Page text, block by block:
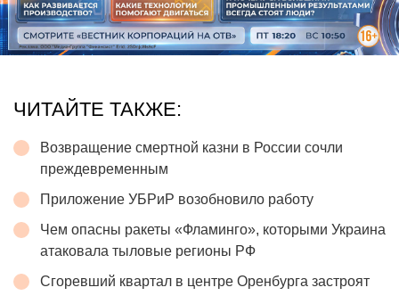
ЧИТАЙТЕ ТАКЖЕ:
Возвращение смертной казни в России сочли
преждевременным
Приложение УБРиР возобновило работу
Чем опасны ракеты «Фламинго», которыми Украина
атаковала тыловые регионы РФ
Сгоревший квартал в центре Оренбурга застроят